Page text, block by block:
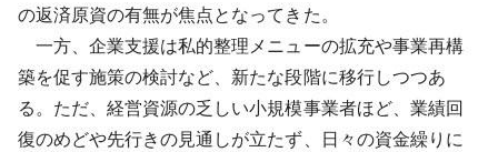
の返済原資の有無が焦点となってきた。
一方、企業支援は私的整理メニューの拡充や事業再構
築を促す施策の検討など、新たな段階に移行しつつあ
る。ただ、経営資源の乏しい小規模事業者ほど、業績回
復のめどや先行きの見通しが立たず、日々の資金繰りに